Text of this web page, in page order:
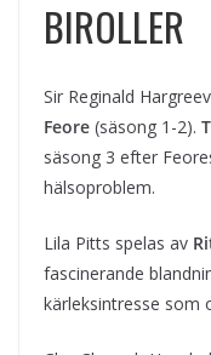
BIROLLER
Sir Reginald
Feore (säsong 1-2).
säsong 3 efter
hälsoproblem.
Lila Pitts spelas av
fascinerande
kärleksintresse som